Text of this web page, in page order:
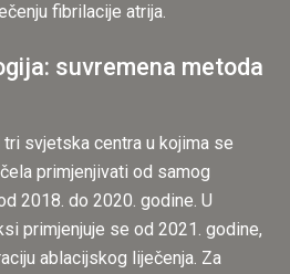
fibrilacije atrija.
suvremena metoda
svjetska centra u kojima se
primjenjivati od samog
2018. do 2020. godine. U
primjenjuje se od 2021. godine,
ablacijskog liječenja. Za